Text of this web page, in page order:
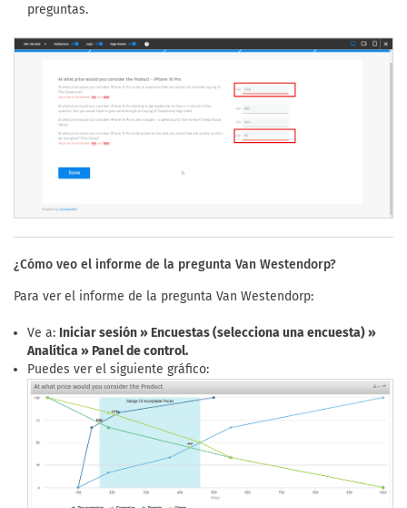
preguntas.
¿Cómo veo el informe de la pregunta Van Westendorp?
Para ver el informe de la pregunta Van Westendorp:
Ve a: Iniciar sesión » Encuestas (selecciona una encuesta) »
Analítica » Panel de control.
Puedes ver el siguiente gráfico: